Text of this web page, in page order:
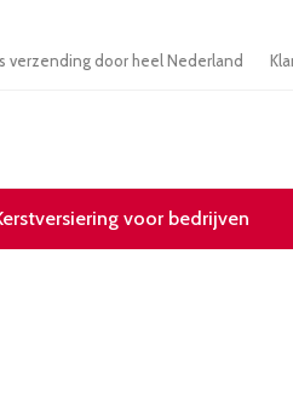
verzending door heel Nederland
voor bedrijven